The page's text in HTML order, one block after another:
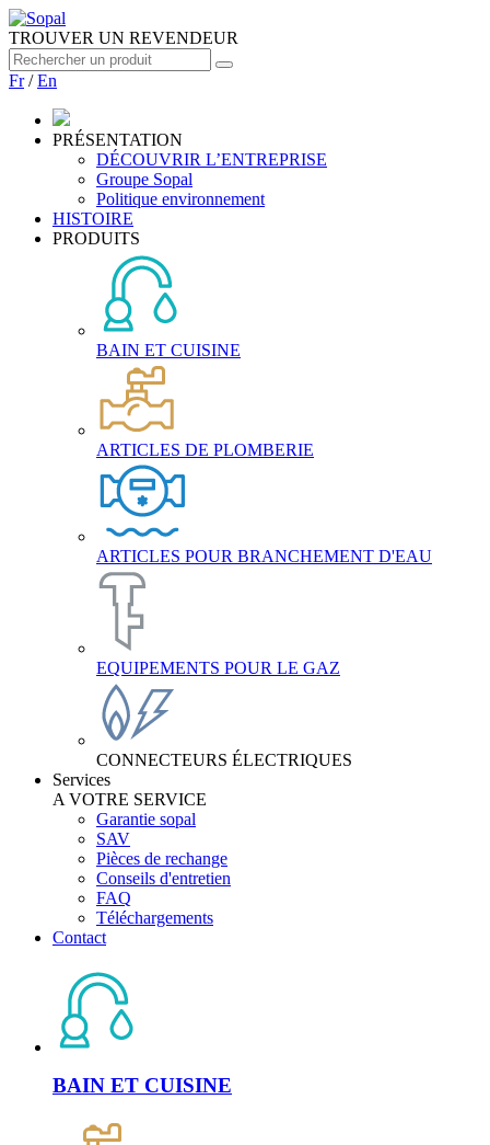
TROUVER UN REVENDEUR
Fr/En
PRÉSENTATION
DÉCOUVRIR L’ENTREPRISE
Groupe Sopal
Politique environnement
HISTOIRE
PRODUITS
BAIN ET CUISINE
ARTICLES DE PLOMBERIE
ARTICLES POUR BRANCHEMENT D'EAU
EQUIPEMENTS POUR LE GAZ
CONNECTEURS ÉLECTRIQUES
Services
A VOTRE SERVICE
Garantie sopal
SAV
Pièces de rechange
Conseils d'entretien
FAQ
Téléchargements
Contact
BAIN ET CUISINE